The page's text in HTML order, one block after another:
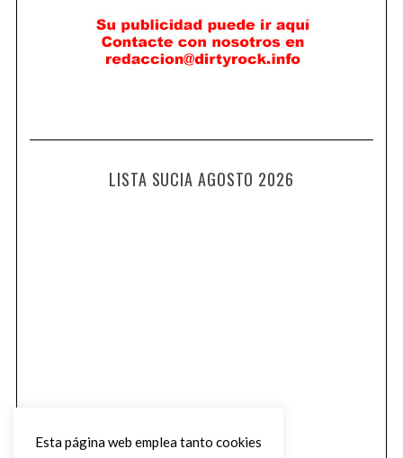
LISTA SUCIA AGOSTO 2026
Esta página web emplea tanto cookies